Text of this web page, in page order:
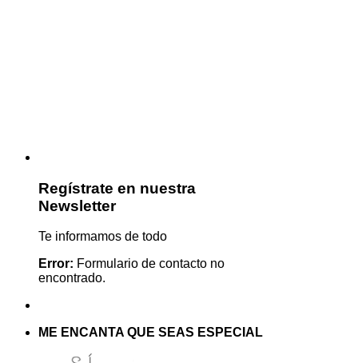
Regístrate en nuestra
Newsletter
Te informamos de todo
Error: Formulario de contacto no
encontrado.
ME ENCANTA QUE SEAS ESPECIAL